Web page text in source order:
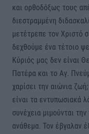
και ορθοδόξως τους
διεστραμμένη
μετέτρεπε τον Χριστό
δεχθούμε ένα τέτοιο
Κύριός μας δεν είναι
Πατέρα και το Αγ.
χαρίσει την αιώνια
είναι τα εντυπωσιακά
συνέχεια μιμούνται
ανάθεμα. Τον έβγαλαν